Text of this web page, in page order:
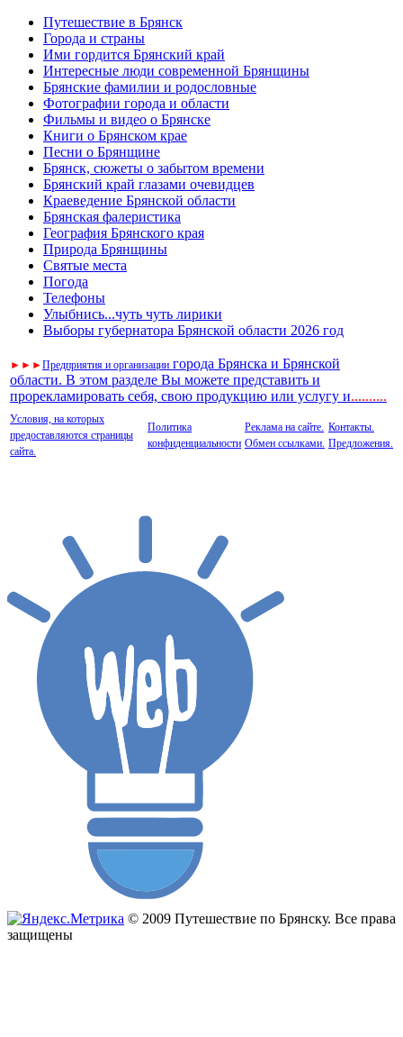
Путешествие в Брянск
Города и страны
Ими гордится Брянский край
Интересные люди современной Брянщины
Брянские фамилии и родословные
Фотографии города и области
Фильмы и видео о Брянске
Книги о Брянском крае
Песни о Брянщине
Брянск, сюжеты о забытом времени
Брянский край глазами очевидцев
Краеведение Брянской области
Брянская фалеристика
География Брянского края
Природа Брянщины
Святые места
Погода
Телефоны
Улыбнись...чуть чуть лирики
Выборы губернатора Брянской области 2026 год
► ► ►Предприятия и организации города Брянска и Брянской
области. В этом разделе Вы можете представить и
прорекламировать себя, свою продукцию или услугу и..........
Условия, на которых
предоставляются страницы
сайта.
Политика
конфиденциальности
Реклама на сайте.
Обмен ссылками.
Контакты.
Предложения.
© 2009 Путешествие по Брянску. Все права
защищены